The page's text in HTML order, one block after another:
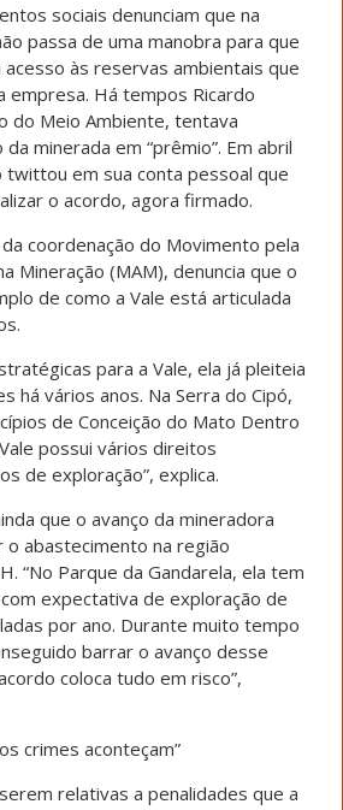
sociais denunciam que na
passa de uma manobra para que
às reservas ambientais que
empresa. Há tempos Ricardo
do Meio Ambiente, tentava
minerada em “prêmio”. Em abril
em sua conta pessoal que
o acordo, agora firmado.
da coordenação do Movimento pela
Mineração (MAM), denuncia que o
de como a Vale está articulada
para a Vale, ela já pleiteia
há vários anos. Na Serra do Cipó,
de Conceição do Mato Dentro
possui vários direitos
de exploração”, explica.
que o avanço da mineradora
abastecimento na região
“No Parque da Gandarela, ela tem
expectativa de exploração de
por ano. Durante muito tempo
barrar o avanço desse
coloca tudo em risco”,
crimes aconteçam”
relativas a penalidades que a